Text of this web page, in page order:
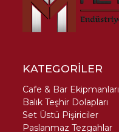
KATEGORİLER
Cafe & Bar Ekipmanları
Balık Teşhir Dolapları
Set Üstü Pişiriciler
Paslanmaz Tezgahlar